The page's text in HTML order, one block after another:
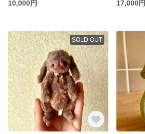
10,000円
17,000円
SOLD OUT